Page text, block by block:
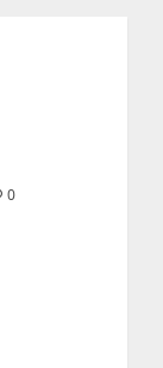
0